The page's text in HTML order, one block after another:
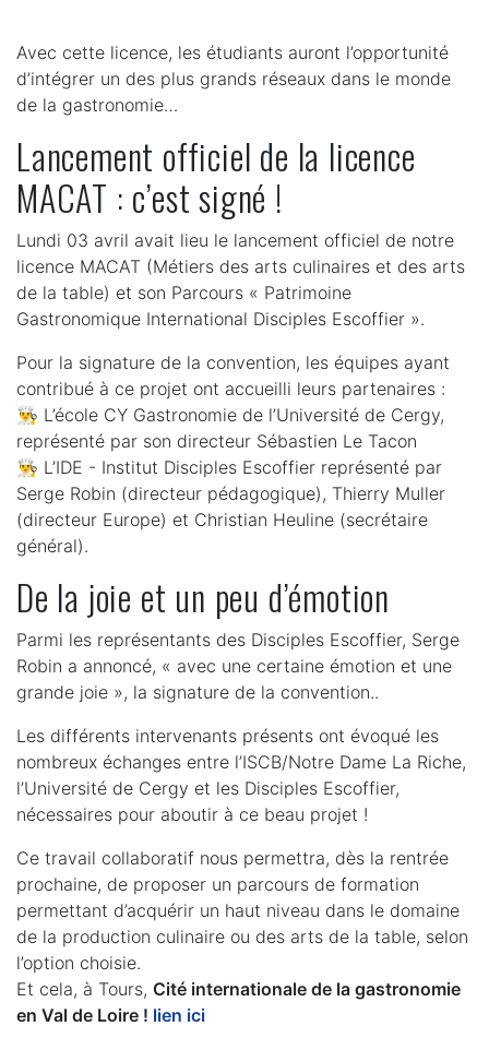
Avec cette licence, les étudiants auront l’opportunité
d’intégrer un des plus grands réseaux dans le monde
de la gastronomie…
Lancement officiel de la licence
MACAT : c’est signé !
Lundi 03 avril avait lieu le lancement officiel de notre
licence MACAT (Métiers des arts culinaires et des arts
de la table) et son Parcours « Patrimoine
Gastronomique International Disciples Escoffier ».
Pour la signature de la convention, les équipes ayant
contribué à ce projet ont accueilli leurs partenaires :
👨‍🍳 L’école CY Gastronomie de l’Université de Cergy,
représenté par son directeur Sébastien Le Tacon
👨‍🍳 L’IDE - Institut Disciples Escoffier représenté par
Serge Robin (directeur pédagogique), Thierry Muller
(directeur Europe) et Christian Heuline (secrétaire
général).
De la joie et un peu d’émotion
Parmi les représentants des Disciples Escoffier, Serge
Robin a annoncé, « avec une certaine émotion et une
grande joie », la signature de la convention..
Les différents intervenants présents ont évoqué les
nombreux échanges entre l’ISCB/Notre Dame La Riche,
l’Université de Cergy et les Disciples Escoffier,
nécessaires pour aboutir à ce beau projet !
Ce travail collaboratif nous permettra, dès la rentrée
prochaine, de proposer un parcours de formation
permettant d’acquérir un haut niveau dans le domaine
de la production culinaire ou des arts de la table, selon
l’option choisie.
Et cela, à Tours, Cité internationale de la gastronomie
en Val de Loire ! lien ici